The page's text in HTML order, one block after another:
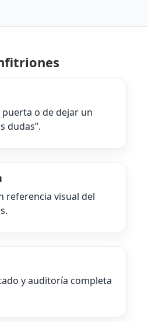
o de dejar un
dudas”.
referencia visual del
y auditoría completa